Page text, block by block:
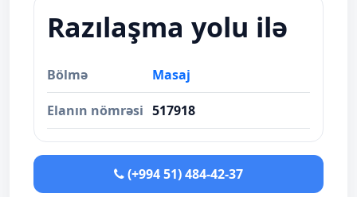
Razılaşma yolu ilə
Bölmə Masaj
Elanın nömrəsi 517918
(+994 51) 484-42-37